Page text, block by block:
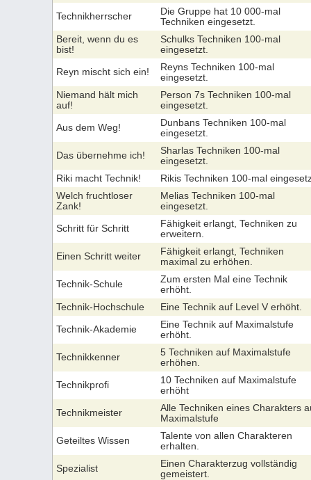
Technikherrscher
Die Gruppe hat 10 000-mal
Techniken eingesetzt.
Bereit, wenn du es
bist!
Schulks Techniken 100-mal
eingesetzt.
Reyn mischt sich ein!
Reyns Techniken 100-mal
eingesetzt.
Niemand hält mich
auf!
Person 7s Techniken 100-mal
eingesetzt.
Aus dem Weg!
Dunbans Techniken 100-mal
eingesetzt.
Das übernehme ich!
Sharlas Techniken 100-mal
eingesetzt.
Riki macht Technik!
Rikis Techniken 100-mal
Welch fruchtloser
Zank!
Melias Techniken 100-mal
eingesetzt.
Schritt für Schritt
Fähigkeit erlangt, Techniken zu
erweitern.
Einen Schritt weiter
Fähigkeit erlangt, Techniken
maximal zu erhöhen.
Technik-Schule
Zum ersten Mal eine Technik
erhöht.
Technik-Hochschule
Eine Technik auf Level V erhöht.
Technik-Akademie
Eine Technik auf Maximalstufe
erhöht.
Technikkenner
5 Techniken auf Maximalstufe
erhöhen.
Technikprofi
10 Techniken auf Maximalstufe
erhöht
Technikmeister
Alle Techniken eines Charakters
Maximalstufe
Geteiltes Wissen
Talente von allen Charakteren
erhalten.
Spezialist
Einen Charakterzug vollständig
gemeistert.